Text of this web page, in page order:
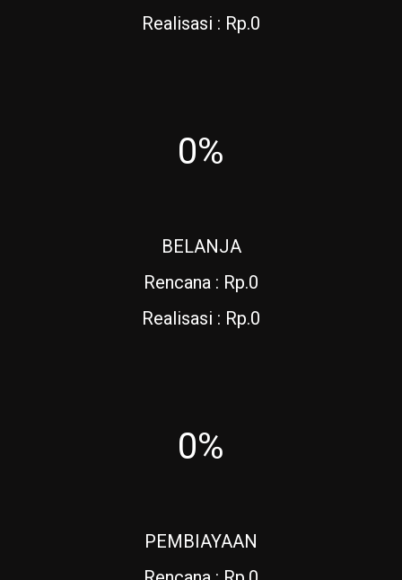
Realisasi : Rp.0
0%
BELANJA
Rencana : Rp.0
Realisasi : Rp.0
0%
PEMBIAYAAN